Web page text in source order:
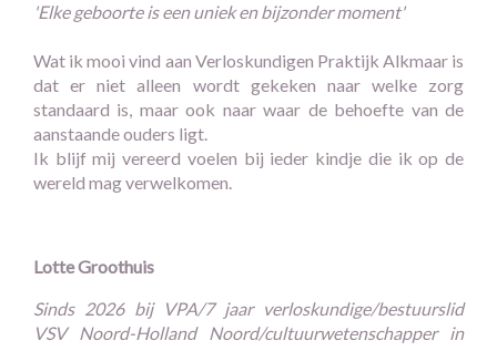
'Elke geboorte is een uniek en bijzonder moment'
Wat ik mooi vind aan Verloskundigen Praktijk Alkmaar is
dat er niet alleen wordt gekeken naar welke zorg
standaard is, maar ook naar waar de behoefte van de
aanstaande ouders ligt.
Ik blijf mij vereerd voelen bij ieder kindje die ik op de
wereld mag verwelkomen.
Lotte Groothuis
Sinds 2026 bij VPA/7 jaar verloskundige/bestuurslid
VSV Noord-Holland Noord/cultuurwetenschapper in